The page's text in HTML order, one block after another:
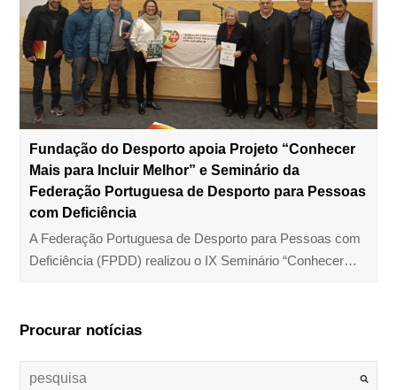
Fundação do Desporto apoia Projeto “Conhecer
Mais para Incluir Melhor” e Seminário da
Federação Portuguesa de Desporto para Pessoas
com Deficiência
A Federação Portuguesa de Desporto para Pessoas com
Deficiência (FPDD) realizou o IX Seminário “Conhecer…
Procurar notícias